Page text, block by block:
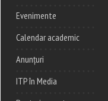
Evenimente
Calendar academic
Anunțuri
ITP în Media